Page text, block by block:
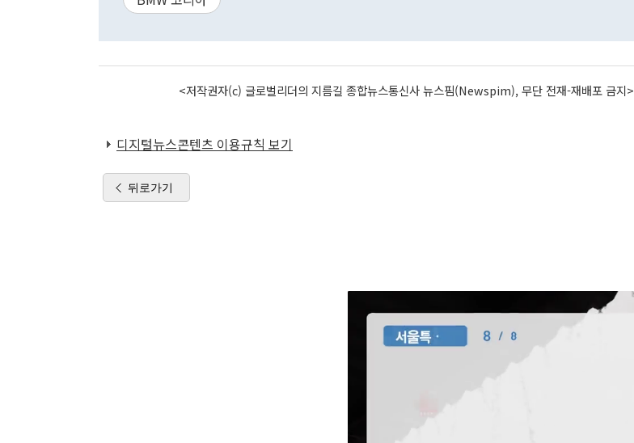
<저작권자(c) 글로벌리더의 지름길 종합뉴스통신사 뉴스핌(Newspim), 무단 전재-재배포 금지>
디지털뉴스콘텐츠 이용규칙 보기
뒤로가기